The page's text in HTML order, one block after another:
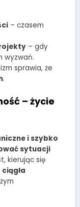
– czasem
– gdy
wyzwań.
sprawia, że
.
– życie
i szybko
sytuacji
kierując się